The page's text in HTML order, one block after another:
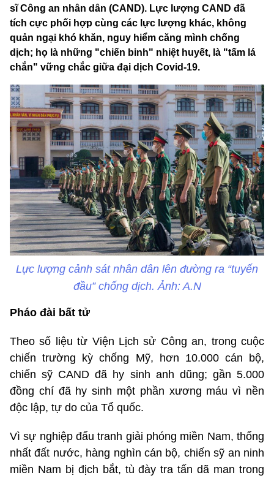
sĩ Công an nhân dân (CAND). Lực lượng CAND đã
tích cực phối hợp cùng các lực lượng khác, không
quản ngại khó khăn, nguy hiểm căng mình chống
dịch; họ là những "chiến binh" nhiệt huyết, là "tấm lá
chắn" vững chắc giữa đại dịch Covid-19.
Lực lượng cảnh sát nhân dân lên đường ra “tuyến
đầu” chống dịch. Ảnh: A.N
Pháo đài bất tử
Theo số liệu từ Viện Lịch sử Công an, trong cuộc
chiến trường kỳ chống Mỹ, hơn 10.000 cán bộ,
chiến sỹ CAND đã hy sinh anh dũng; gần 5.000
đồng chí đã hy sinh một phần xương máu vì nền
độc lập, tự do của Tổ quốc.
Vì sự nghiệp đấu tranh giải phóng miền Nam, thống
nhất đất nước, hàng nghìn cán bộ, chiến sỹ an ninh
miền Nam bị địch bắt, tù đày tra tấn dã man trong